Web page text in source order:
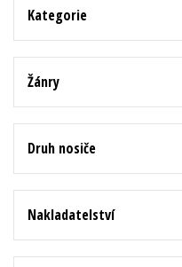
Auto - moto
Beletrie pro děti
Byznys a ekonomie
Kategorie
Žánry
Druh nosiče
Nakladatelství